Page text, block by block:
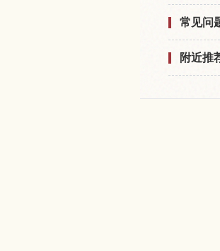
常见问
附近推